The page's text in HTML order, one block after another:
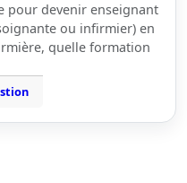
pour devenir enseignant
ou infirmier) en
quelle formation